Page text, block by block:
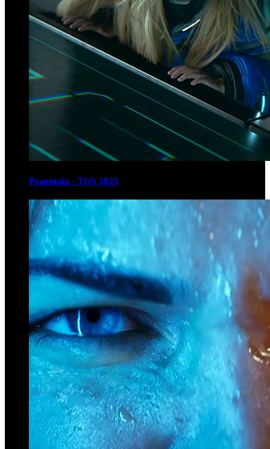
Pragmata - TGS 2025